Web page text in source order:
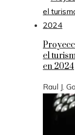
el
en 2024
Raul J.